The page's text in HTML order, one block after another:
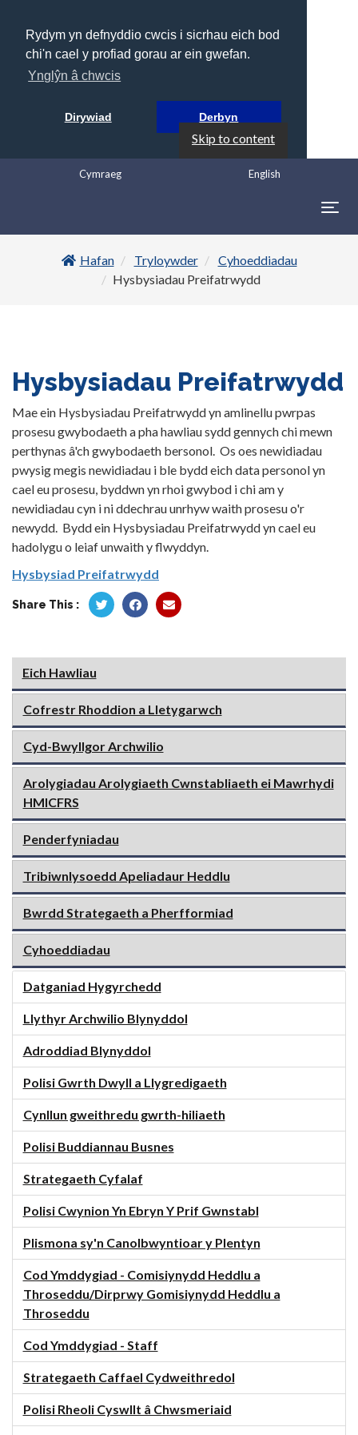
Rydym yn defnyddio cwcis i sicrhau eich bod
chi'n cael y profiad gorau ar ein gwefan.
Ynglŷn â chwcis
Dirywiad Derbyn
Skip to content
English
Cymraeg
Hafan
Tryloywder
Cyhoeddiadau
Hysbysiadau Preifatrwydd
Hysbysiadau Preifatrwydd
Mae ein Hysbysiadau Preifatrwydd yn amlinellu pwrpas
prosesu gwybodaeth a pha hawliau sydd gennych chi mewn
perthynas â'ch gwybodaeth bersonol. Os oes newidiadau
pwysig megis newidiadau i ble bydd eich data personol yn
cael eu prosesu, byddwn yn rhoi gwybod i chi am y
newidiadau cyn i ni ddechrau unrhyw waith prosesu o'r
newydd. Bydd ein Hysbysiadau Preifatrwydd yn cael eu
hadolygu o leiaf unwaith y flwyddyn.
Hysbysiad Preifatrwydd
Share This :
Eich Hawliau
Cofrestr Rhoddion a Lletygarwch
Cyd-Bwyllgor Archwilio
Arolygiadau Arolygiaeth Cwnstabliaeth ei Mawrhydi
HMICFRS
Penderfyniadau
Tribiwnlysoedd Apeliadaur Heddlu
Bwrdd Strategaeth a Pherfformiad
Cyhoeddiadau
Datganiad Hygyrchedd
Llythyr Archwilio Blynyddol
Adroddiad Blynyddol
Polisi Gwrth Dwyll a Llygredigaeth
Cynllun gweithredu gwrth-hiliaeth
Polisi Buddiannau Busnes
Strategaeth Cyfalaf
Polisi Cwynion Yn Ebryn Y Prif Gwnstabl
Plismona sy'n Canolbwyntioar y Plentyn
Cod Ymddygiad - Comisiynydd Heddlu a
Throseddu/Dirprwy Gomisiynydd Heddlu a
Throseddu
Cod Ymddygiad - Staff
Strategaeth Caffael Cydweithredol
Polisi Rheoli Cyswllt â Chwsmeriaid